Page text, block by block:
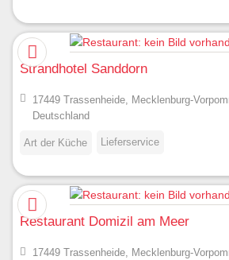
Strandhotel Sanddorn
17449 Trassenheide, Mecklenburg-
Deutschland
Art der Küche Lieferservice
Restaurant Domizil am Meer
17449 Trassenheide, Mecklenburg-